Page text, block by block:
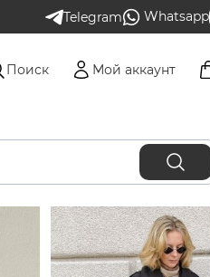
Telegram Whatsapp
Поиск Мой аккаунт